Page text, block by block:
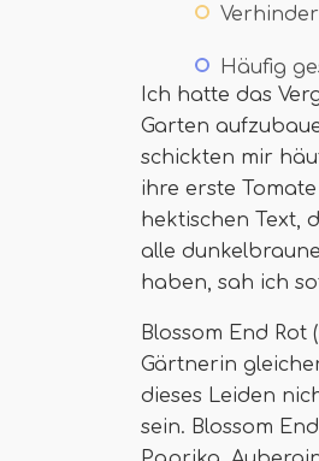
Häufig
Ich hatte das
Garten
schickten mir
ihre erste
hektischen Text,
alle
haben, sah ich
Blossom End
Gärtnerin
dieses Leiden
sein. Blossom